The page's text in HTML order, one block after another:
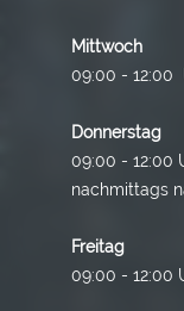
Mittwoch
09:00 - 12:00
Donnerstag
09:00 -
nachmittags
Freitag
09:00 - 12:00